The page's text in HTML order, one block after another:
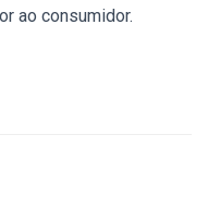
ao consumidor.